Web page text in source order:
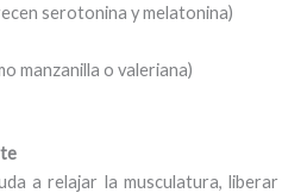
serotonina y melatonina)
manzanilla o valeriana)
a relajar la musculatura, liberar